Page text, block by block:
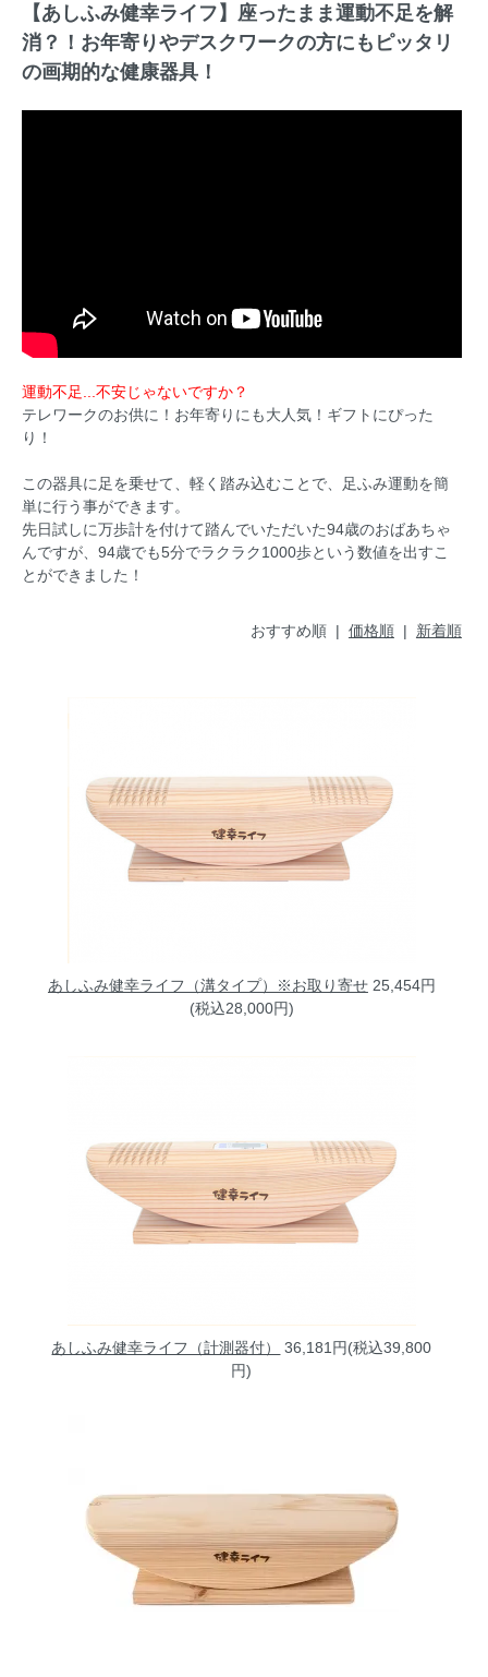
【あしふみ健幸ライフ】座ったまま運動不足を解
消？！お年寄りやデスクワークの方にもピッタリ
の画期的な健康器具！
運動不足...不安じゃないですか？
テレワークのお供に！お年寄りにも大人気！ギフトにぴった
り！
この器具に足を乗せて、軽く踏み込むことで、足ふみ運動を簡
単に行う事ができます。
先日試しに万歩計を付けて踏んでいただいた94歳のおばあちゃ
んですが、94歳でも5分でラクラク1000歩という数値を出すこ
とができました！
おすすめ順 | 価格順| 新着順
あしふみ健幸ライフ（溝タイプ）※お取り寄せ25,454円
(税込28,000円)
あしふみ健幸ライフ（計測器付）
36,181円(税込39,800
円)